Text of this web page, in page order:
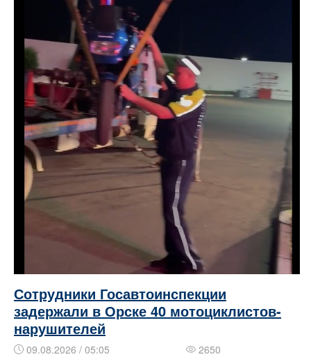
Сотрудники Госавтоинспекции
задержали в Орске 40 мотоциклистов-
нарушителей
09.08.2026 / 05:05 2650